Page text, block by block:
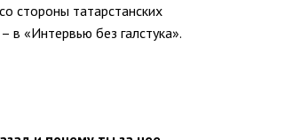
стороны татарстанских
в «Интервью без галстука».